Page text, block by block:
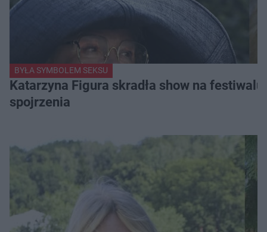
BYŁA SYMBOLEM SEKSU
Katarzyna Figura skradła show na
spojrzenia